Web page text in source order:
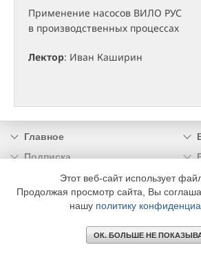
Применение насосов ВИЛО РУС
в производственных процессах
Лектор: Иван Каширин
Главное
Подписка
Информация
© 2002 - 2026 OOO Издательский дом «МЕДИА
Этот веб-сайт использует
Продолжая просмотр сайта, Вы
нашу политику
ОК. БОЛЬШЕ НЕ